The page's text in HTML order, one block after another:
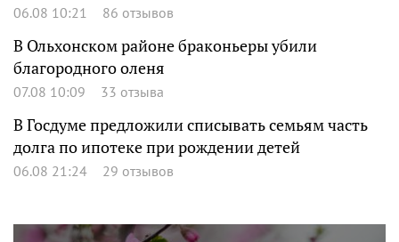
06.08 10:21 86 отзывов
В Ольхонском районе браконьеры убили
благородного оленя
07.08 10:09 33 отзыва
В Госдуме предложили списывать семьям часть
долга по ипотеке при рождении детей
06.08 21:24 29 отзывов